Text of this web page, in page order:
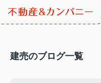
建売のブログ一覧